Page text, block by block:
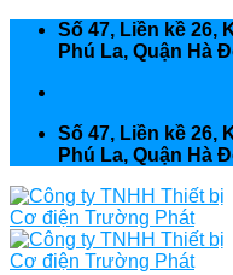
Skip
Số 47, Liền kề 26,
Phú La, Quận Hà
Số 47, Liền kề 26,
Phú La, Quận Hà